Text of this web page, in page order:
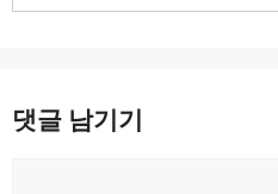
댓글 남기기